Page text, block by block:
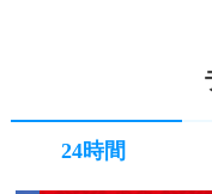
24時間